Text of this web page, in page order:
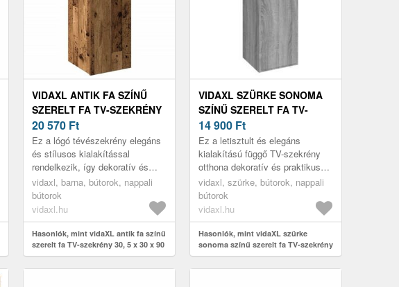
VIDAXL ANTIK FA SZÍNŰ
SZERELT FA TV-SZEKRÉNY
30, 5 X 30 X 90 CM
20 570 Ft
Ez a lógó tévészekrény elegáns
és stílusos kialakítással
rendelkezik, így dekoratív és
praktikus kiegészítője a
dekorációnak.
vidaxl, barna, bútorok, nappali
bútorok
vidaxl.hu
Hasonlók, mint vidaXL antik fa színű
szerelt fa TV-szekrény 30, 5 x 30 x 90
cm
VIDAXL SZÜRKE SONOMA
SZÍNŰ SZERELT FA TV-
SZEKRÉNY 30, 5 X 30 X 90
CM
14 900 Ft
Ez a letisztult és elegáns
kialakítású függő TV-szekrény
otthona dekoratív és praktikus
kiegészítője lesz.
vidaxl, szürke, bútorok, nappali
bútorok
vidaxl.hu
Hasonlók, mint vidaXL szürke
sonoma színű szerelt fa TV-szekrény
30, 5 x 30 x 90 cm